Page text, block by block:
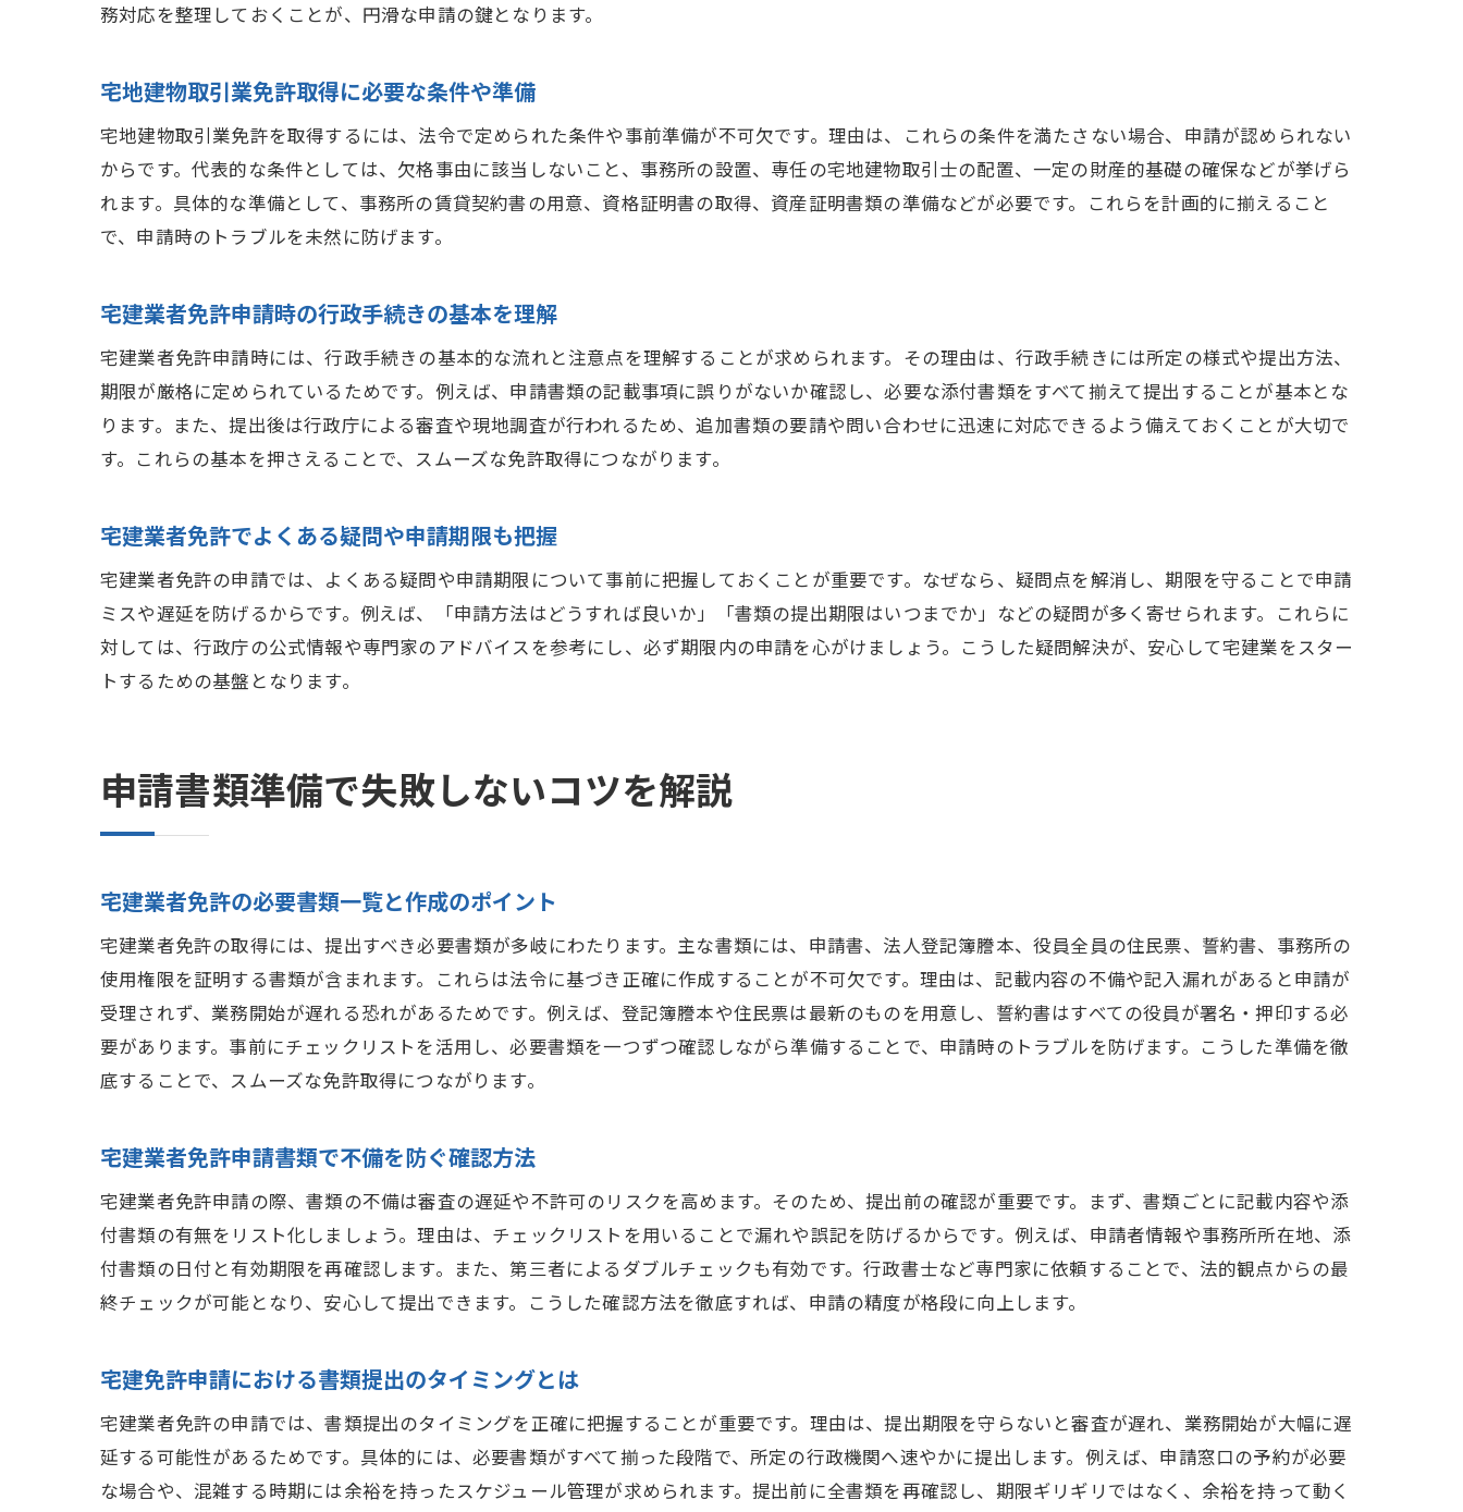
宅建業 知事免許から大臣免許の切り替え要点
スムーズな出願のためのポイントとは
宅建業者免許の出願を効率化するスケジュール管理
宅建業者免許申請でスムーズに進める実践的対策
宅建業者免許の出願時に役立つ最新情報の活用法
宅建業者免許申請を成功に導くチェックリスト
宅建業者免許更新時の注意点も確認
宅建業者免許の更新手続きと必要書類を解説
宅建業者免許更新時に押さえる注意点まとめ
宅地建物取引業免許更新の流れと最新情報
宅建業者免許更新手続きのポイントと実践例
宅建業者免許更新時によくある質問と対策
免許取得条件や申請期限の把握が重要
宅建業者免許申請時期と失効リスクへの注意点
宅建業者免許取得の申請時期を逃さないポイント
宅建士との違いから見える手続きの本質
宅建業者免許と宅建士の役割や手続きを比較
宅建業者免許申請と宅建士資格取得の違いとは
宅建業者免許と宅建士試験の関係性を解説
務対応を整理しておくことが、円滑な申請の鍵となります。
宅地建物取引業免許取得に必要な条件や準備
宅地建物取引業免許を取得するには、法令で定められた条件や事前準備が不可欠です。理由は、これらの条件を満たさない場合、申請が認められない
からです。代表的な条件としては、欠格事由に該当しないこと、事務所の設置、専任の宅地建物取引士の配置、一定の財産的基礎の確保などが挙げら
れます。具体的な準備として、事務所の賃貸契約書の用意、資格証明書の取得、資産証明書類の準備などが必要です。これらを計画的に揃えること
で、申請時のトラブルを未然に防げます。
宅建業者免許申請時の行政手続きの基本を理解
宅建業者免許申請時には、行政手続きの基本的な流れと注意点を理解することが求められます。その理由は、行政手続きには所定の様式や提出方法、
期限が厳格に定められているためです。例えば、申請書類の記載事項に誤りがないか確認し、必要な添付書類をすべて揃えて提出することが基本とな
ります。また、提出後は行政庁による審査や現地調査が行われるため、追加書類の要請や問い合わせに迅速に対応できるよう備えておくことが大切で
す。これらの基本を押さえることで、スムーズな免許取得につながります。
宅建業者免許でよくある疑問や申請期限も把握
宅建業者免許の申請では、よくある疑問や申請期限について事前に把握しておくことが重要です。なぜなら、疑問点を解消し、期限を守ることで申請
ミスや遅延を防げるからです。例えば、「申請方法はどうすれば良いか」「書類の提出期限はいつまでか」などの疑問が多く寄せられます。これらに
対しては、行政庁の公式情報や専門家のアドバイスを参考にし、必ず期限内の申請を心がけましょう。こうした疑問解決が、安心して宅建業をスター
トするための基盤となります。
申請書類準備で失敗しないコツを解説
宅建業者免許の必要書類一覧と作成のポイント
宅建業者免許の取得には、提出すべき必要書類が多岐にわたります。主な書類には、申請書、法人登記簿謄本、役員全員の住民票、誓約書、事務所の
使用権限を証明する書類が含まれます。これらは法令に基づき正確に作成することが不可欠です。理由は、記載内容の不備や記入漏れがあると申請が
受理されず、業務開始が遅れる恐れがあるためです。例えば、登記簿謄本や住民票は最新のものを用意し、誓約書はすべての役員が署名・押印する必
要があります。事前にチェックリストを活用し、必要書類を一つずつ確認しながら準備することで、申請時のトラブルを防げます。こうした準備を徹
底することで、スムーズな免許取得につながります。
宅建業者免許申請書類で不備を防ぐ確認方法
宅建業者免許申請の際、書類の不備は審査の遅延や不許可のリスクを高めます。そのため、提出前の確認が重要です。まず、書類ごとに記載内容や添
付書類の有無をリスト化しましょう。理由は、チェックリストを用いることで漏れや誤記を防げるからです。例えば、申請者情報や事務所所在地、添
付書類の日付と有効期限を再確認します。また、第三者によるダブルチェックも有効です。行政書士など専門家に依頼することで、法的観点からの最
終チェックが可能となり、安心して提出できます。こうした確認方法を徹底すれば、申請の精度が格段に向上します。
宅建免許申請における書類提出のタイミングとは
宅建業者免許の申請では、書類提出のタイミングを正確に把握することが重要です。理由は、提出期限を守らないと審査が遅れ、業務開始が大幅に遅
延する可能性があるためです。具体的には、必要書類がすべて揃った段階で、所定の行政機関へ速やかに提出します。例えば、申請窓口の予約が必要
な場合や、混雑する時期には余裕を持ったスケジュール管理が求められます。提出前に全書類を再確認し、期限ギリギリではなく、余裕を持って動く